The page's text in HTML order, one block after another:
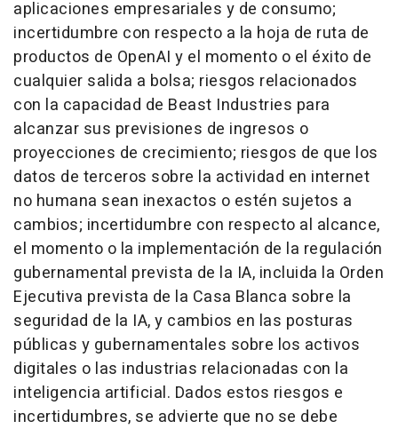
aplicaciones empresariales y de consumo;
incertidumbre con respecto a la hoja de ruta de
productos de OpenAI y el momento o el éxito de
cualquier salida a bolsa; riesgos relacionados
con la capacidad de Beast Industries para
alcanzar sus previsiones de ingresos o
proyecciones de crecimiento; riesgos de que los
datos de terceros sobre la actividad en internet
no humana sean inexactos o estén sujetos a
cambios; incertidumbre con respecto al alcance,
el momento o la implementación de la regulación
gubernamental prevista de la IA, incluida la Orden
Ejecutiva prevista de la Casa Blanca sobre la
seguridad de la IA, y cambios en las posturas
públicas y gubernamentales sobre los activos
digitales o las industrias relacionadas con la
inteligencia artificial. Dados estos riesgos e
incertidumbres, se advierte que no se debe